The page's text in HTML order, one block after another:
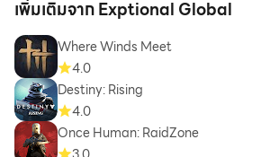
เพิ่มเติมจาก Exptional Global
Where Winds Meet
4.0
Destiny: Rising
4.0
Once Human: RaidZone